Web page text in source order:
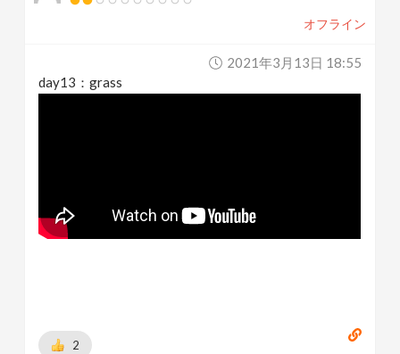
オフライン
2021年3月13日 18:55
day13：grass
2